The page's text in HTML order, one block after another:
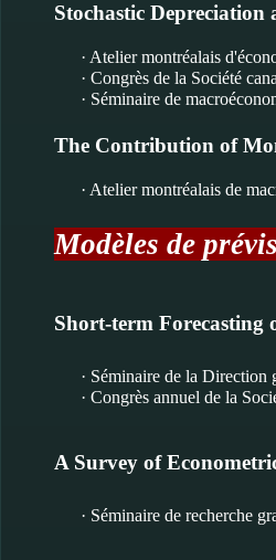
Stochastic Depreciation
· Atelier montréalais
· Congrès de la Société
· Séminaire de
The Contribution of
· Atelier montréalais de
Modèles de
Short-term
· Séminaire de la Direction
· Congrès annuel de la
A Survey of
· Séminaire de recherche